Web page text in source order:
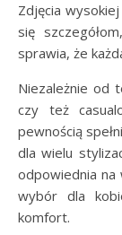
Zdjęcia
się
sprawia, że
Niezależnie od
czy też
pewnością
dla wielu
odpowiednia na
wybór dla
komfort.